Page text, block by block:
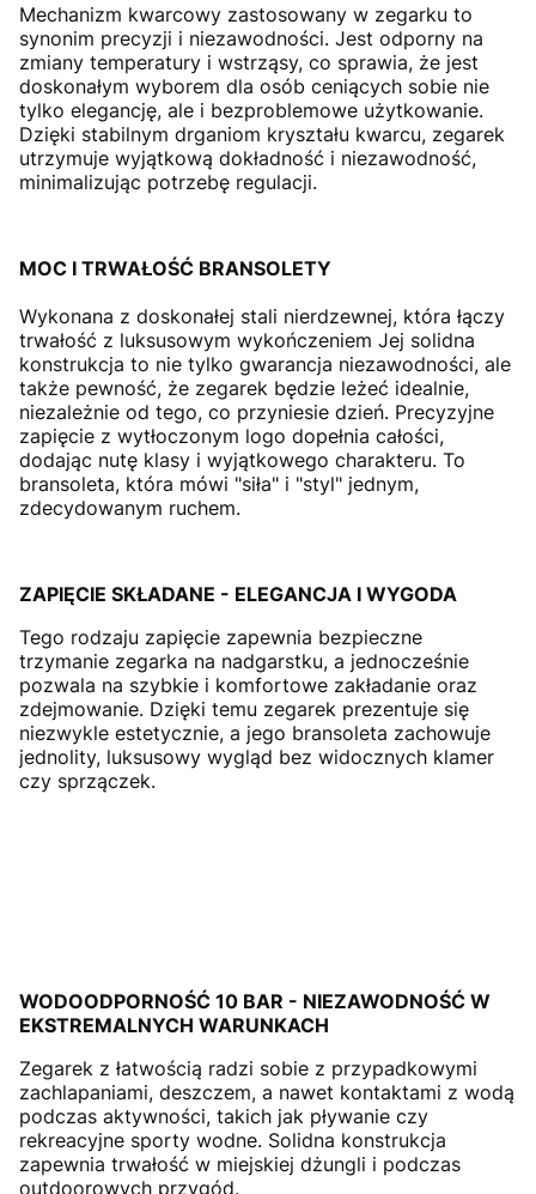
Mechanizm kwarcowy zastosowany w zegarku to
synonim precyzji i niezawodności. Jest odporny na
zmiany temperatury i wstrząsy, co sprawia, że jest
doskonałym wyborem dla osób ceniących sobie nie
tylko elegancję, ale i bezproblemowe użytkowanie.
Dzięki stabilnym drganiom kryształu kwarcu, zegarek
utrzymuje wyjątkową dokładność i niezawodność,
minimalizując potrzebę regulacji.
MOC I TRWAŁOŚĆ BRANSOLETY
Wykonana z doskonałej stali nierdzewnej, która łączy
trwałość z luksusowym wykończeniem Jej solidna
konstrukcja to nie tylko gwarancja niezawodności, ale
także pewność, że zegarek będzie leżeć idealnie,
niezależnie od tego, co przyniesie dzień. Precyzyjne
zapięcie z wytłoczonym logo dopełnia całości,
dodając nutę klasy i wyjątkowego charakteru. To
bransoleta, która mówi "siła" i "styl" jednym,
zdecydowanym ruchem.
ZAPIĘCIE SKŁADANE - ELEGANCJA I WYGODA
Tego rodzaju zapięcie zapewnia bezpieczne
trzymanie zegarka na nadgarstku, a jednocześnie
pozwala na szybkie i komfortowe zakładanie oraz
zdejmowanie. Dzięki temu zegarek prezentuje się
niezwykle estetycznie, a jego bransoleta zachowuje
jednolity, luksusowy wygląd bez widocznych klamer
czy sprzączek.
WODOODPORNOŚĆ 10 BAR - NIEZAWODNOŚĆ W
EKSTREMALNYCH WARUNKACH
Zegarek z łatwością radzi sobie z przypadkowymi
zachlapaniami, deszczem, a nawet kontaktami z wodą
podczas aktywności, takich jak pływanie czy
rekreacyjne sporty wodne. Solidna konstrukcja
zapewnia trwałość w miejskiej dżungli i podczas
outdoorowych przygód.